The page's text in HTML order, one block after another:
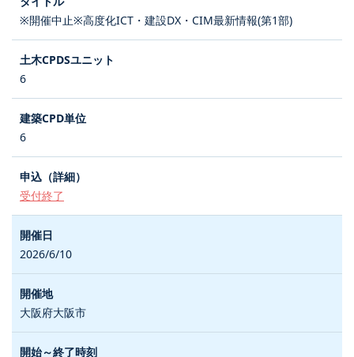
※開催中止※高度化ICT・建設DX・CIM最新情報(第1部)
6
6
受付終了
2026/6/10
大阪府大阪市